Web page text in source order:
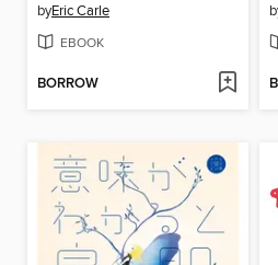
byEric Carle
EBOOK
BORROW